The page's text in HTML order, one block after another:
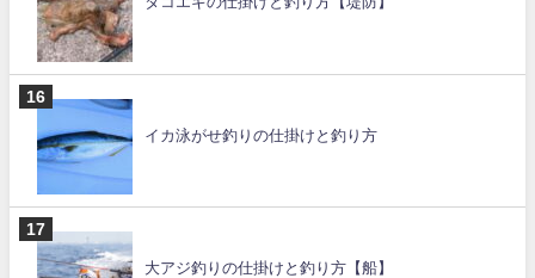
イカ泳がせ釣りの仕掛けと釣り方
大アジ釣りの仕掛けと釣り方【船】